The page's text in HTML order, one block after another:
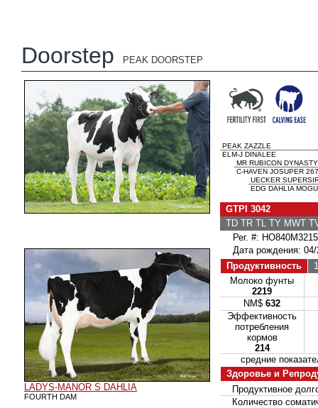
Doorstep PEAK DOORSTEP
LADYS-MANOR S DAHLIA
FOURTH DAM
PEAK ZAZZLE
ELM-J DINALEE
MR RUBICON DYNASTY
C-HAVEN JOSUPER
UECKER
EDG DAHLIA
GTPI 3042
TD TR TL TY MWT
Рег. #:
Дата рождения: 04/
Продуктивность
Молоко фунты
2219
NM$ 632
Эффективность
потребления
кормов
214
средние
Здоровье и
Продуктивное
Количество